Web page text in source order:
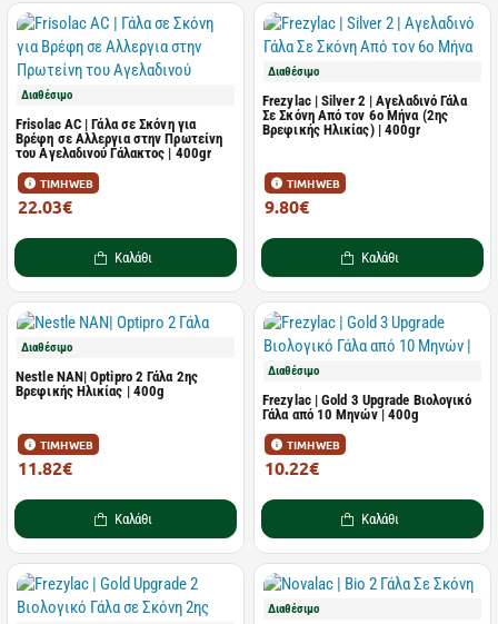
Διαθέσιμο
Frisolac AC | Γάλα σε Σκόνη για
Βρέφη σε Αλλεργια στην Πρωτείνη
του Αγελαδινού Γάλακτος | 400gr
ΤΙΜΗ WEB
22.03€
Καλάθι
Διαθέσιμο
Frezylac | Silver 2 | Αγελαδινό Γάλα
Σε Σκόνη Από τον 6ο Μήνα (2ης
Βρεφικής Ηλικίας) | 400gr
ΤΙΜΗ WEB
9.80€
Καλάθι
Διαθέσιμο
Nestle NAN| Optipro 2 Γάλα 2ης
Βρεφικής Ηλικίας | 400g
ΤΙΜΗ WEB
11.82€
Καλάθι
Διαθέσιμο
Frezylac | Gold 3 Upgrade Βιολογικό
Γάλα από 10 Μηνών | 400g
ΤΙΜΗ WEB
10.22€
Καλάθι
Διαθέσιμο